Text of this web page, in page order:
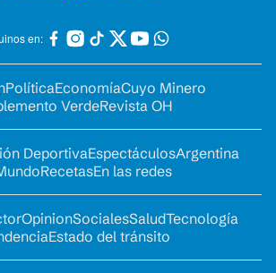
en:
PolíticaEconomíaCuyo Minero
VerdeRevista OH
DeportivaEspectáculosArgentina
RecetasEn las redes
OpinionSocialesSaludTecnología
Estado del tránsito